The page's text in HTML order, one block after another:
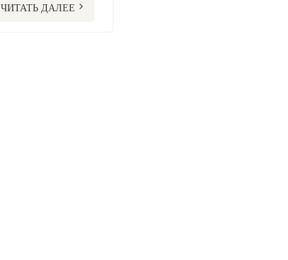
ЧИТАТЬ ДАЛЕЕ